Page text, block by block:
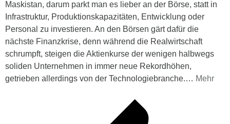
Maskistan, darum parkt man es lieber an der Börse, statt in
Infrastruktur, Produktionskapazitäten, Entwicklung oder
Personal zu investieren. An den Börsen gärt dafür die
nächste Finanzkrise, denn während die Realwirtschaft
schrumpft, steigen die Aktienkurse der wenigen halbwegs
soliden Unternehmen in immer neue Rekordhöhen,
getrieben allerdings von der Technologiebranche.… Mehr